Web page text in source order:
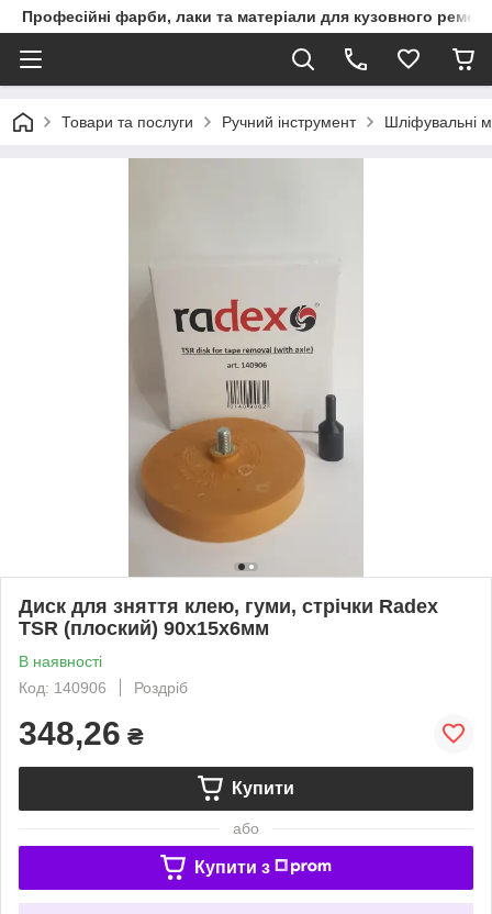
Професійні фарби, лаки та матеріали для кузовного
Товари та послуги Ручний інструмент Шліфувальні
Диск для зняття клею, гуми, стрічки Radex
TSR (плоский) 90х15х6мм
В наявності
Код: 140906
Роздріб
348,26 ₴
Купити
або
Купити з